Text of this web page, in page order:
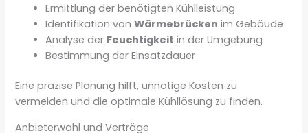
Ermittlung der benötigten Kühlleistung
Identifikation vonWärmebrücken im Gebäude
Analyse der Feuchtigkeit in der Umgebung
Bestimmung der Einsatzdauer
Eine präzise Planung hilft, unnötige Kosten zu
vermeiden und die optimale Kühllösung zu finden.
Anbieterwahl und Verträge